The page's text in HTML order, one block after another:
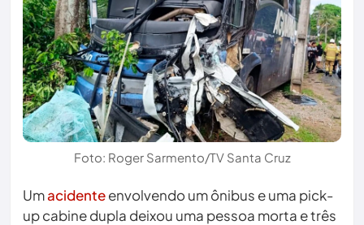
Foto: Roger Sarmento/TV Santa Cruz
Umacidenteenvolvendo um ônibus e uma pick-
up cabine dupla deixou uma pessoa morta e três